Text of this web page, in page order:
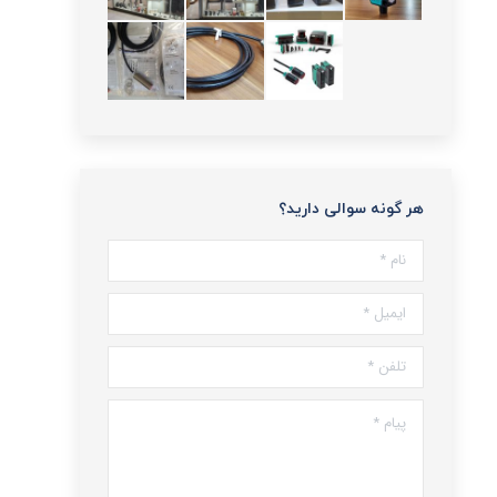
هر گونه سوالی دارید؟
نام *
ایمیل *
تلفن *
پیام *